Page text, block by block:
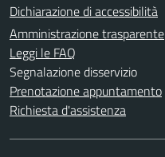
Dichiarazione di accessibilità
Amministrazione trasparente
Leggi le FAQ
Segnalazione disservizio
Prenotazione appuntamento
Richiesta d'assistenza